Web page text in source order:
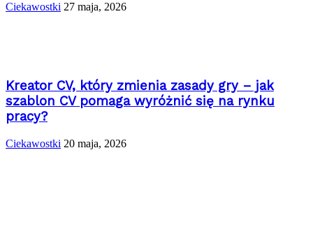
Ciekawostki 27 maja, 2026
Kreator CV, który zmienia zasady gry – jak
szablon CV pomaga wyróżnić się na rynku
pracy?
Ciekawostki 20 maja, 2026